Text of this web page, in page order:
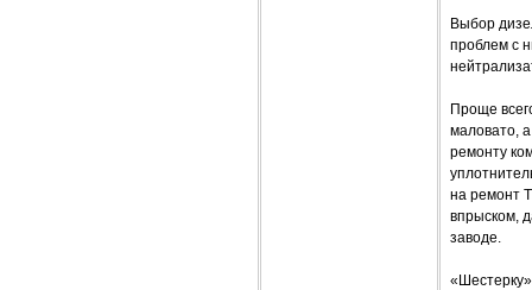
Выбор
проблем с
Проще
маловато,
ремонту
на ремонт
впрыском,
заводе.